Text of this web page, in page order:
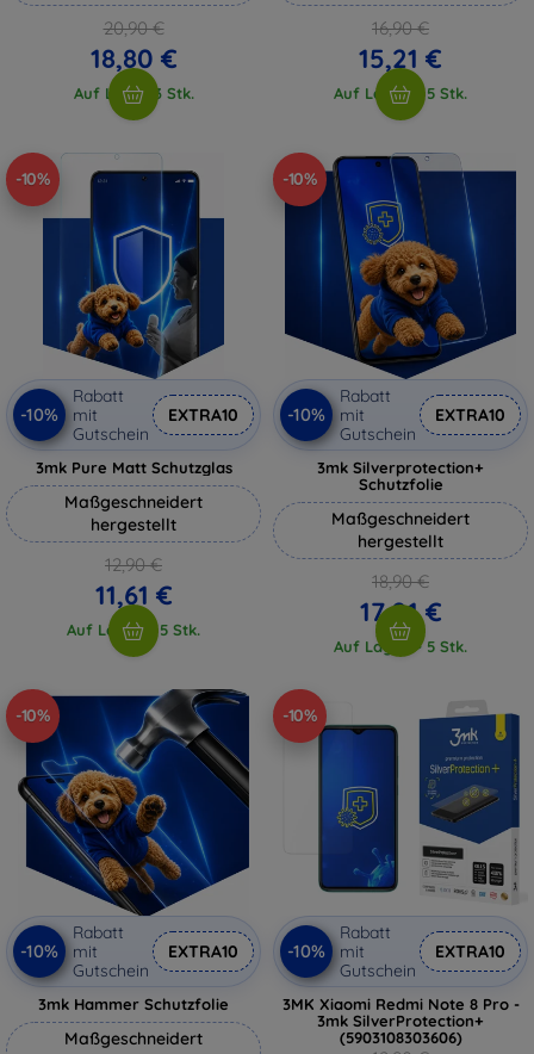
20,90 €
18,80 €
Auf Lager 3 Stk.
16,90 €
15,21 €
Auf Lager > 5 Stk.
-10%
-10%
Rabatt
mit
Gutschein
EXTRA10
3mk Pure Matt Schutzglas
Maßgeschneidert
hergestellt
12,90 €
11,61 €
Auf Lager > 5 Stk.
-10%
-10%
Rabatt
mit
Gutschein
EXTRA10
3mk Silverprotection+
Schutzfolie
Maßgeschneidert
hergestellt
18,90 €
17,01 €
Auf Lager > 5 Stk.
-10%
-10%
Rabatt
mit
Gutschein
EXTRA10
3mk Hammer Schutzfolie
Maßgeschneidert
-10%
-10%
Rabatt
mit
Gutschein
EXTRA10
3MK Xiaomi Redmi Note 8 Pro -
3mk SilverProtection+
(5903108303606)